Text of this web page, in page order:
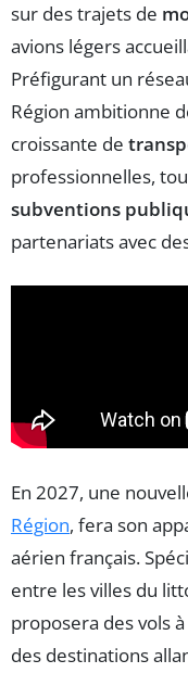
sur des trajets de
avions légers
Préfigurant un
Région ambitionne
croissante de
professionnelles,
subventions
partenariats avec
En 2027, une
Région, fera son
aérien français.
entre les villes du
proposera des vols
des destinations